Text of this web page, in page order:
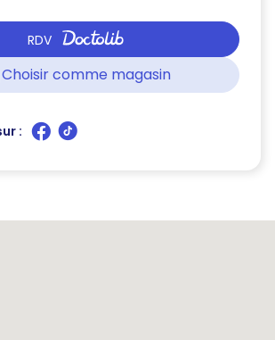
RDV
Choisir comme magasin
: